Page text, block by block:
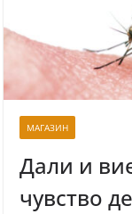
МАГАЗИН
Дали и
чувство